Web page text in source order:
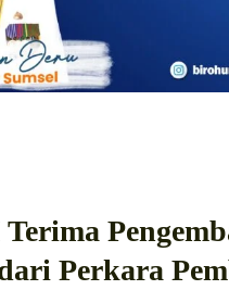
Perkara